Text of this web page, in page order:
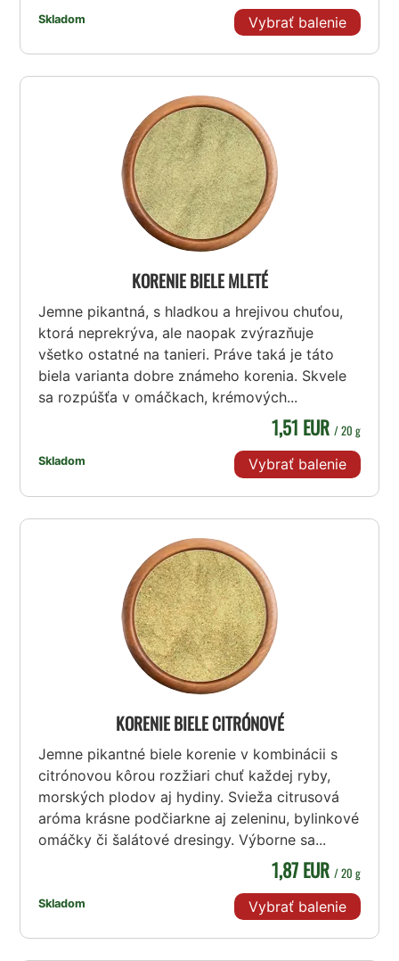
Skladom Vybrať balenie
KORENIE BIELE MLETÉ
Jemne pikantná, s hladkou a hrejivou chuťou,
ktorá neprekrýva, ale naopak zvýrazňuje
všetko ostatné na tanieri. Práve taká je táto
biela varianta dobre známeho korenia. Skvele
sa rozpúšťa v omáčkach, krémových...
Skladom
1,51 EUR / 20 g
Vybrať balenie
KORENIE BIELE CITRÓNOVÉ
Jemne pikantné biele korenie v kombinácii s
citrónovou kôrou rozžiari chuť každej ryby,
morských plodov aj hydiny. Svieža citrusová
aróma krásne podčiarkne aj zeleninu, bylinkové
omáčky či šalátové dresingy. Výborne sa...
Skladom
1,87 EUR / 20 g
Vybrať balenie